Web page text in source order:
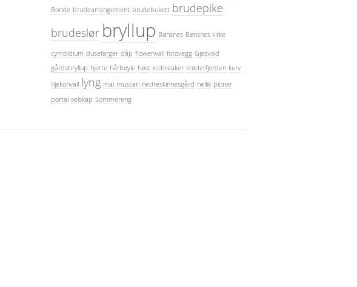
Bonde brudearrangement brudebukett brudepike
brudeslør bryllup Bønsnes Bønsnes kirke
cymbidium dusefarger dåp flowerwall fotovegg Gjesvold
gårdsbryllup hjerte hårbøyle høst icebreaker krøderfjorden kurv
liljekonvall lyng mai muscari nedreskinnesgård nellik pioner
portal selskap Sommereng